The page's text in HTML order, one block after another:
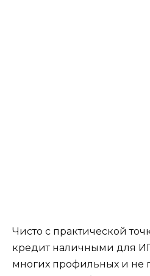
Чисто с практической
кредит наличными для
многих профильных и не